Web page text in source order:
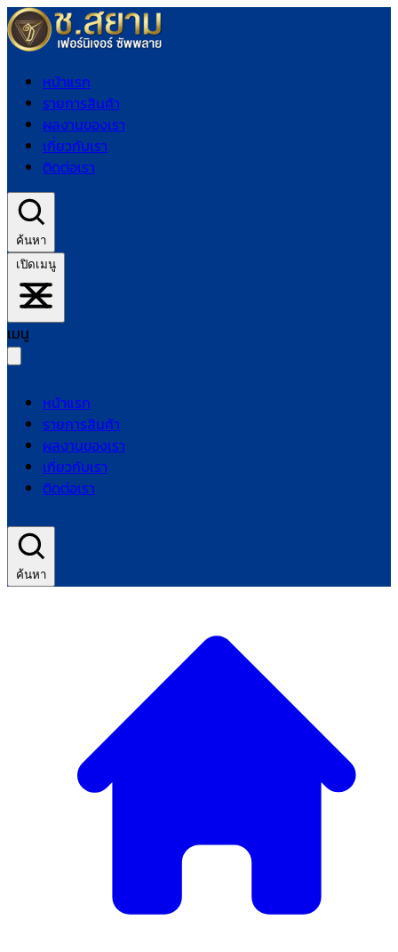
หน้าแรก
รายการสินค้า
ผลงานของเรา
เกี่ยวกับเรา
ติดต่อเรา
ค้นหา
เปิดเมนู
เมนู
หน้าแรก
รายการสินค้า
ผลงานของเรา
เกี่ยวกับเรา
ติดต่อเรา
ค้นหา